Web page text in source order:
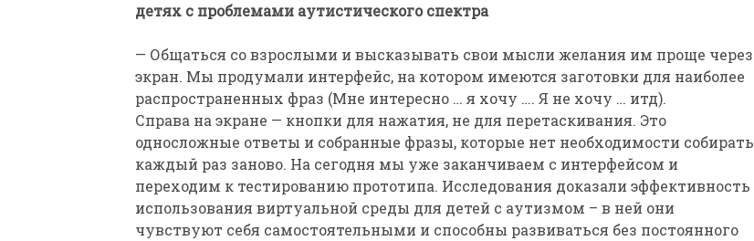
детях с проблемами аутистического спектра
— Общаться со взрослыми и высказывать свои мысли желания им проще через
экран. Мы продумали интерфейс, на котором имеются заготовки для наиболее
распространенных фраз (Мне интересно … я хочу …. Я не хочу … итд).
Справа на экране — кнопки для нажатия, не для перетаскивания. Это
односложные ответы и собранные фразы, которые нет необходимости собирать
каждый раз заново. На сегодня мы уже заканчиваем с интерфейсом и
переходим к тестированию прототипа. Исследования доказали эффективность
использования виртуальной среды для детей с аутизмом – в ней они
чувствуют себя самостоятельными и способны развиваться без постоянного